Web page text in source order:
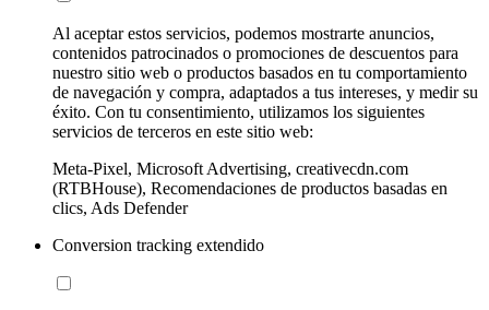
Al aceptar estos servicios, podemos mostrarte anuncios,
contenidos patrocinados o promociones de descuentos para
nuestro sitio web o productos basados en tu comportamiento
de navegación y compra, adaptados a tus intereses, y medir su
éxito. Con tu consentimiento, utilizamos los siguientes
servicios de terceros en este sitio web:
Meta-Pixel, Microsoft Advertising, creativecdn.com
(RTBHouse), Recomendaciones de productos basadas en
clics, Ads Defender
Conversion tracking extendido